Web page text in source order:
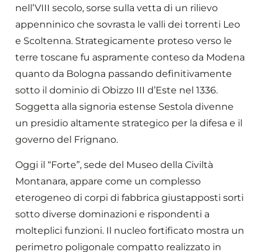
nell’VIII secolo, sorse sulla vetta di un rilievo
appenninico che sovrasta le valli dei torrenti Leo
e Scoltenna. Strategicamente proteso verso le
terre toscane fu aspramente conteso da Modena
quanto da Bologna passando definitivamente
sotto il dominio di Obizzo III d’Este nel 1336.
Soggetta alla signoria estense Sestola divenne
un presidio altamente strategico per la difesa e il
governo del Frignano.
Oggi il “Forte”, sede del Museo della Civiltà
Montanara, appare come un complesso
eterogeneo di corpi di fabbrica giustapposti sorti
sotto diverse dominazioni e rispondenti a
molteplici funzioni. Il nucleo fortificato mostra un
perimetro poligonale compatto realizzato in